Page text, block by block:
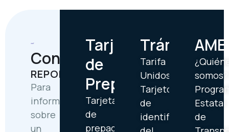
Contáctanos
REPORTES
Para
informar
sobre
un
Tarjetas
de
Prepago
Tarjetas
de
prepago
Trámites
Tarifa
Unidos
Tarjetón
de
identificación
somos?
Estatal
de